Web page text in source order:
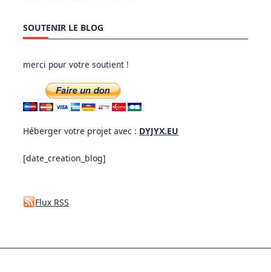
SOUTENIR LE BLOG
merci pour votre soutient !
Héberger votre projet avec : DYJYX.EU
[date_creation_blog]
Flux RSS